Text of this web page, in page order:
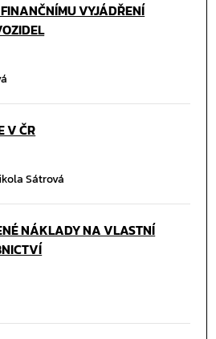
VYJÁDŘENÍ
V ČR
Sátrová
NÁKLADY NA VLASTNÍ